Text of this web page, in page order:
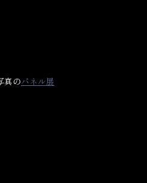
真のパネル展